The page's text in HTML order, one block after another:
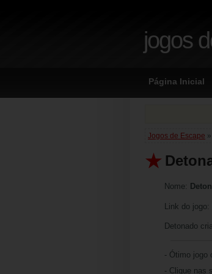
jogos
Página Inicial
Jogos de Escape »
Nome:
Link do jogo:
Detonado
- Ótimo jogo
- Clique nas